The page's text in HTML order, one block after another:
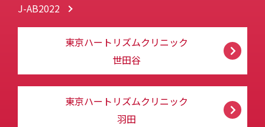
J-AB2022
東京ハートリズムクリニック
世田谷
東京ハートリズムクリニック
羽田